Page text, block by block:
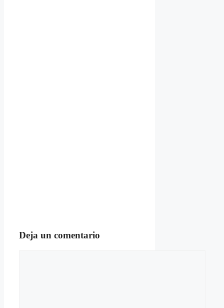
Deja un comentario